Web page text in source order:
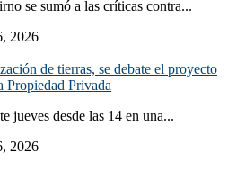
se sumó a las críticas contra...
2026
de tierras, se debate el proyecto
Propiedad Privada
jueves desde las 14 en una...
2026